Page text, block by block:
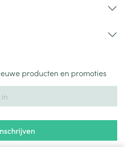
producten en promoties